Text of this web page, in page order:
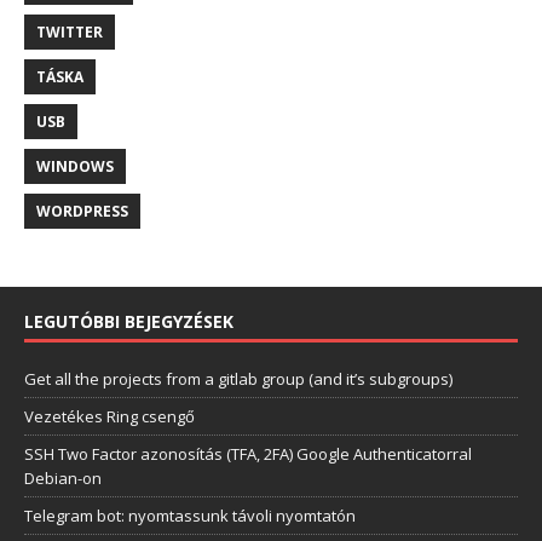
TWITTER
TÁSKA
USB
WINDOWS
WORDPRESS
LEGUTÓBBI BEJEGYZÉSEK
Get all the projects from a gitlab group (and it’s subgroups)
Vezetékes Ring csengő
SSH Two Factor azonosítás (TFA, 2FA) Google Authenticatorral
Debian-on
Telegram bot: nyomtassunk távoli nyomtatón